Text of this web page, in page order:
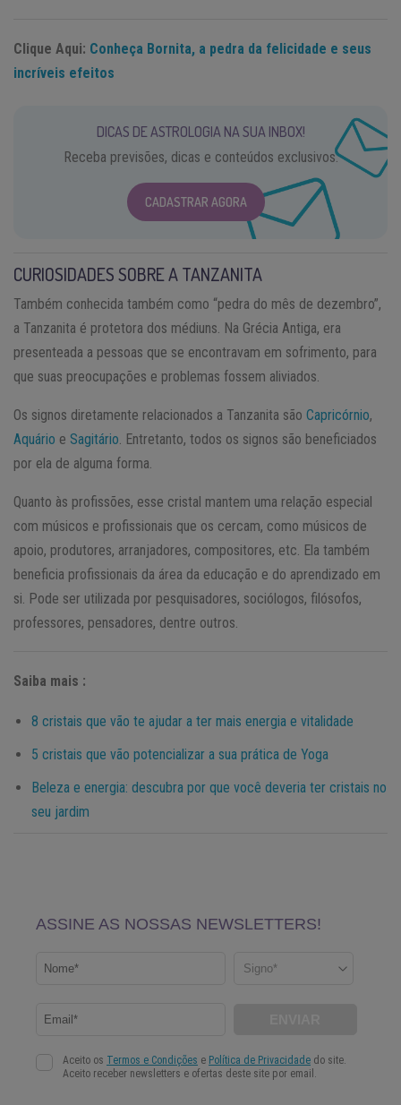
Clique Aqui: Conheça Bornita, a pedra da felicidade e seus
incríveis efeitos
DICAS DE ASTROLOGIA NA SUA INBOX!
Receba previsões, dicas e conteúdos exclusivos.
CADASTRAR AGORA
CURIOSIDADES SOBRE A TANZANITA
Também conhecida também como “pedra do mês de dezembro”,
a Tanzanita é protetora dos médiuns. Na Grécia Antiga, era
presenteada a pessoas que se encontravam em sofrimento, para
que suas preocupações e problemas fossem aliviados.
Os signos diretamente relacionados a Tanzanita são Capricórnio,
Aquário e Sagitário . Entretanto, todos os signos são beneficiados
por ela de alguma forma.
Quanto às profissões, esse cristal mantem uma relação especial
com músicos e profissionais que os cercam, como músicos de
apoio, produtores, arranjadores, compositores, etc. Ela também
beneficia profissionais da área da educação e do aprendizado em
si. Pode ser utilizada por pesquisadores, sociólogos, filósofos,
professores, pensadores, dentre outros.
Saiba mais :
8 cristais que vão te ajudar a ter mais energia e vitalidade
5 cristais que vão potencializar a sua prática de Yoga
Beleza e energia: descubra por que você deveria ter cristais no
seu jardim